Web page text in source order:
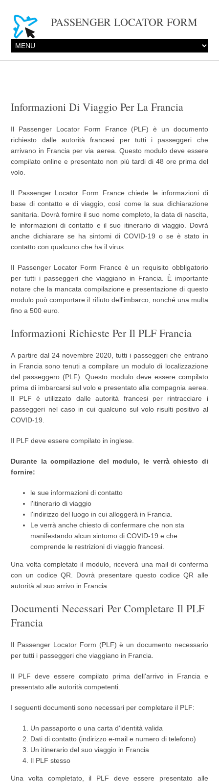
PASSENGER LOCATOR FORM
Informazioni Di Viaggio Per La Francia
Il Passenger Locator Form France (PLF) è un documento
richiesto dalle autorità francesi per tutti i passeggeri che
arrivano in Francia per via aerea. Questo modulo deve essere
compilato online e presentato non più tardi di 48 ore prima del
volo.
Il Passenger Locator Form France chiede le informazioni di
base di contatto e di viaggio, così come la sua dichiarazione
sanitaria. Dovrà fornire il suo nome completo, la data di nascita,
le informazioni di contatto e il suo itinerario di viaggio. Dovrà
anche dichiarare se ha sintomi di COVID-19 o se è stato in
contatto con qualcuno che ha il virus.
Il Passenger Locator Form France è un requisito obbligatorio
per tutti i passeggeri che viaggiano in Francia. È importante
notare che la mancata compilazione e presentazione di questo
modulo può comportare il rifiuto dell'imbarco, nonché una multa
fino a 500 euro.
Informazioni Richieste Per Il PLF Francia
A partire dal 24 novembre 2020, tutti i passeggeri che entrano
in Francia sono tenuti a compilare un modulo di localizzazione
del passeggero (PLF). Questo modulo deve essere compilato
prima di imbarcarsi sul volo e presentato alla compagnia aerea.
Il PLF è utilizzato dalle autorità francesi per rintracciare i
passeggeri nel caso in cui qualcuno sul volo risulti positivo al
COVID-19.
Il PLF deve essere compilato in inglese.
Durante la compilazione del modulo, le verrà chiesto di
fornire:
le sue informazioni di contatto
l'itinerario di viaggio
l'indirizzo del luogo in cui alloggerà in Francia.
Le verrà anche chiesto di confermare che non sta
manifestando alcun sintomo di COVID-19 e che
comprende le restrizioni di viaggio francesi.
Una volta completato il modulo, riceverà una mail di conferma
con un codice QR. Dovrà presentare questo codice QR alle
autorità al suo arrivo in Francia.
Documenti Necessari Per Completare Il PLF
Francia
Il Passenger Locator Form (PLF) è un documento necessario
per tutti i passeggeri che viaggiano in Francia.
Il PLF deve essere compilato prima dell'arrivo in Francia e
presentato alle autorità competenti.
I seguenti documenti sono necessari per completare il PLF:
Un passaporto o una carta d'identità valida
Dati di contatto (indirizzo e-mail e numero di telefono)
Un itinerario del suo viaggio in Francia
Il PLF stesso
Una volta completato, il PLF deve essere presentato alle